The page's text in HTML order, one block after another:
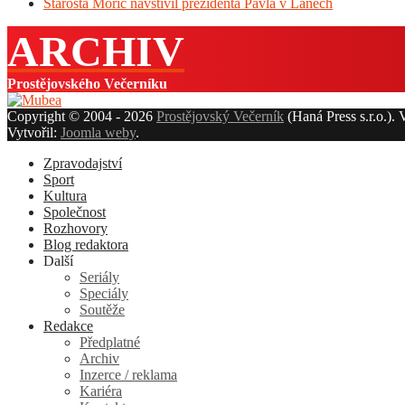
ARCHIV
Prostějovského Večerníku
Copyright © 2004 - 2026 Prostějovský Večerník (Haná Press s.r.o.).
Vytvořil: Joomla weby.
Zpravodajství
Sport
Kultura
Společnost
Rozhovory
Blog redaktora
Další
Seriály
Speciály
Soutěže
Redakce
Předplatné
Archiv
Inzerce / reklama
Kariéra